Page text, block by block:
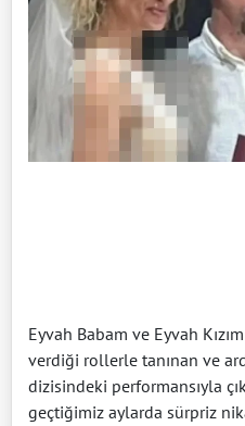
Eyvah Babam ve Eyvah
verdiği rollerle tanınan ve
dizisindeki performansıyla
geçtiğimiz aylarda sürpriz